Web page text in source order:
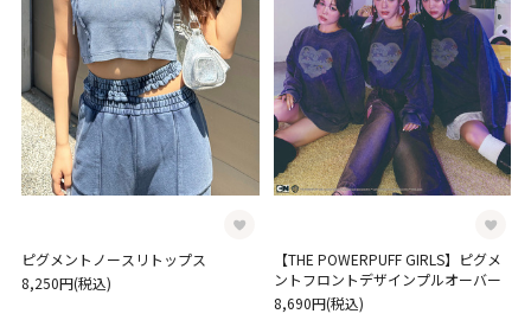
ピグメントノースリトップス
8,250円(税込)
【THE POWERPUFF GIRLS】ピグメ
ントフロントデザインプルオーバー
8,690円(税込)